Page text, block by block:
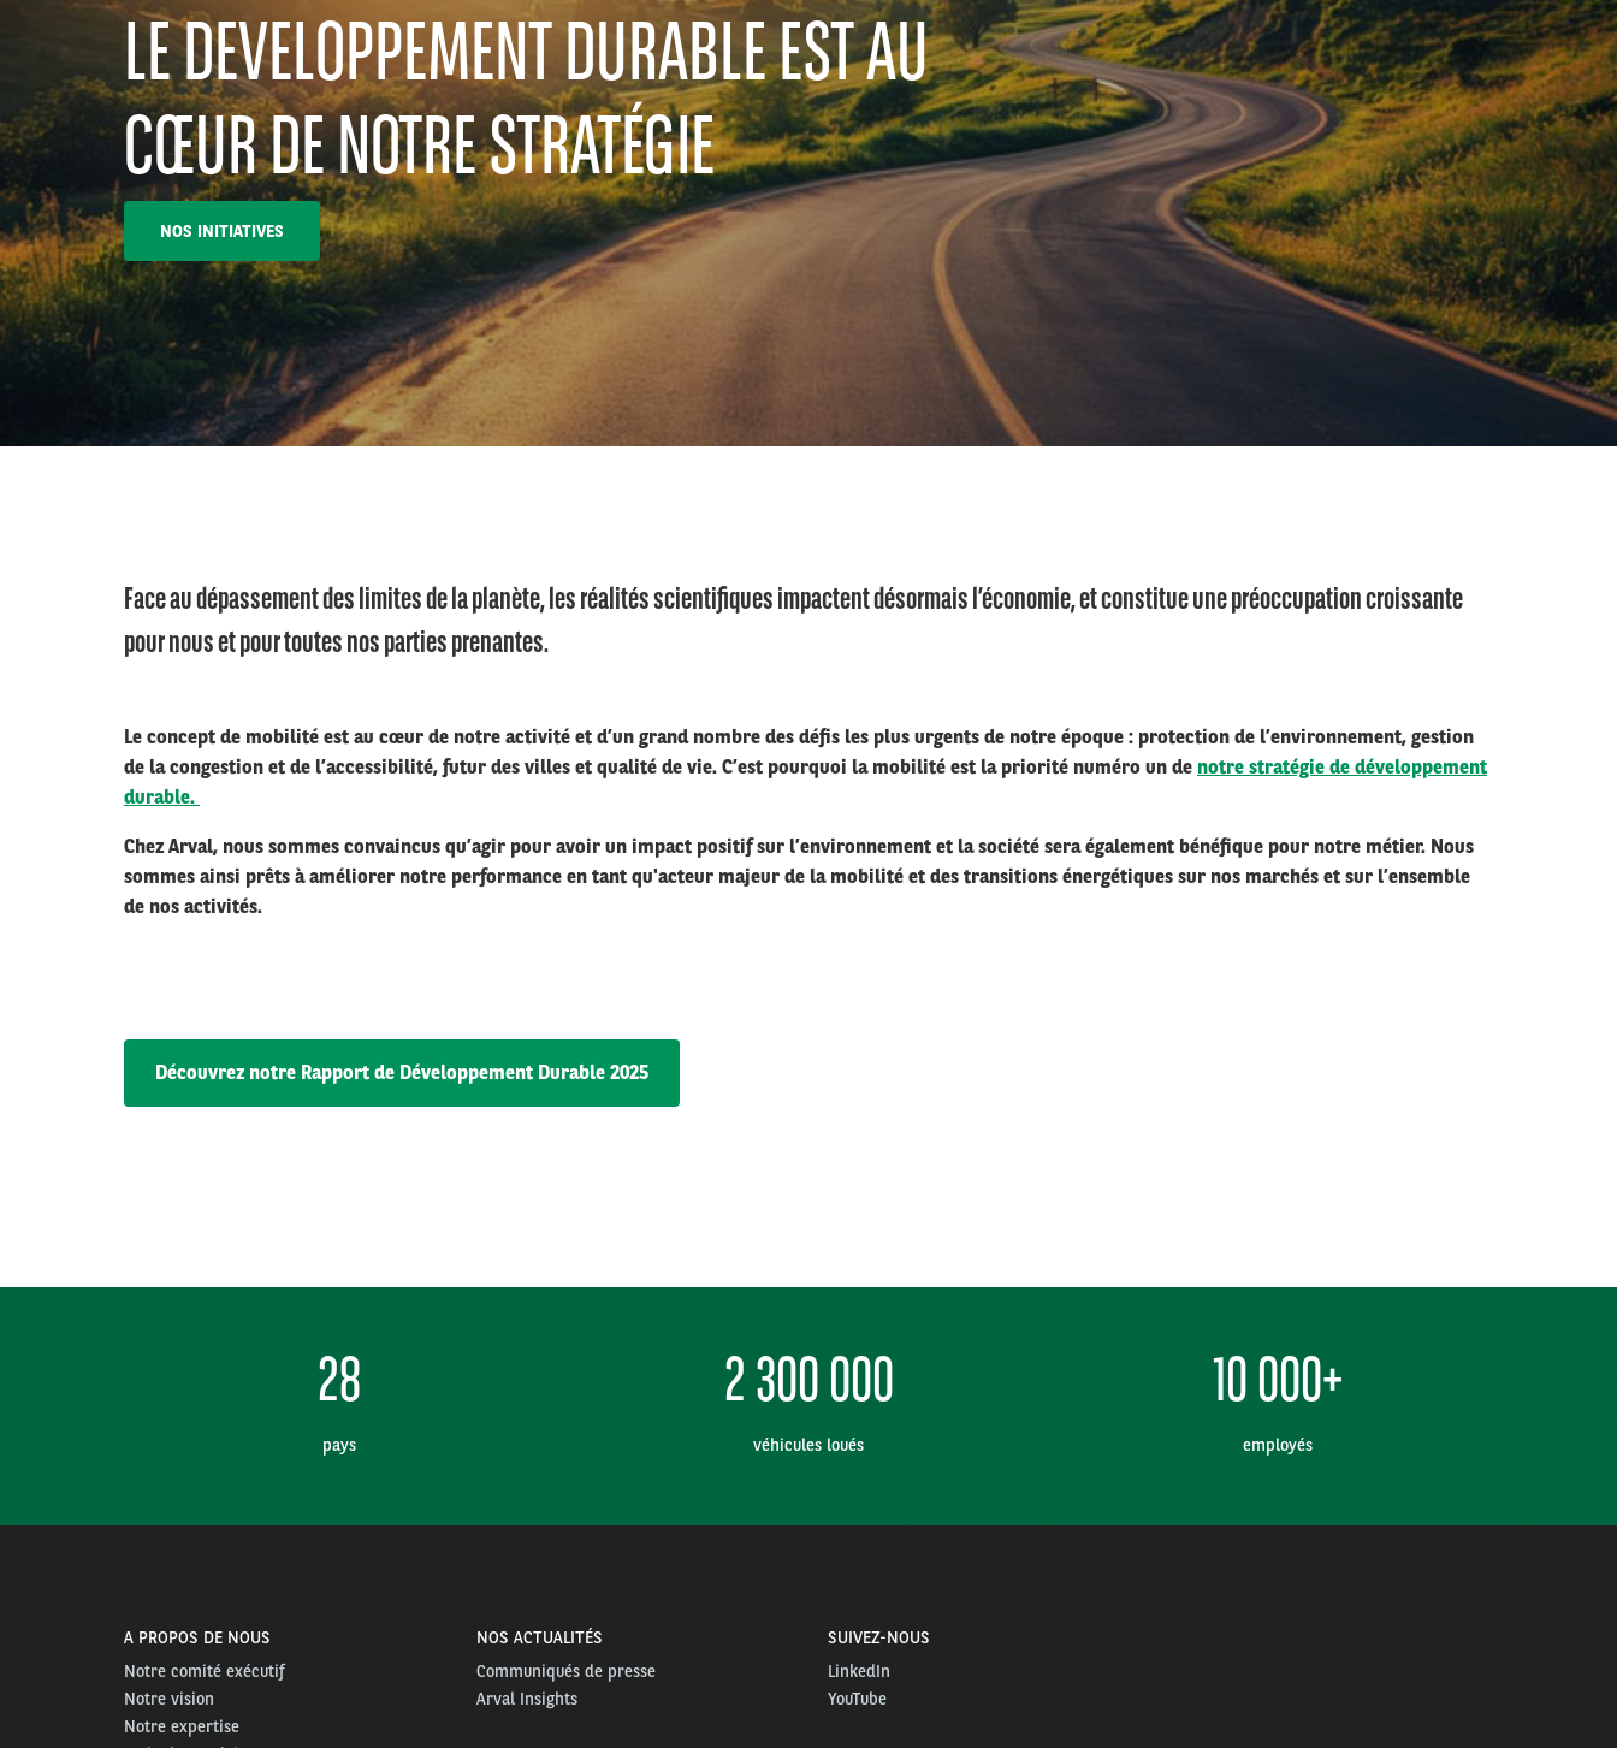
LE DEVELOPPEMENT DURABLE EST AU
CŒUR DE NOTRE STRATÉGIE
NOS INITIATIVES
Face au dépassement des limites de la planète, les réalités scientifiques impactent désormais l’économie, et constitue une préoccupation croissante
pour nous et pour toutes nos parties prenantes.
Le concept de mobilité est au cœur de notre activité et d’un grand nombre des défis les plus urgents de notre époque : protection de l’environnement, gestion
de la congestion et de l’accessibilité, futur des villes et qualité de vie. C’est pourquoi la mobilité est la priorité numéro un de notre stratégie de développement
durable.
Chez Arval, nous sommes convaincus qu’agir pour avoir un impact positif sur l’environnement et la société sera également bénéfique pour notre métier. Nous
sommes ainsi prêts à améliorer notre performance en tant qu'acteur majeur de la mobilité et des transitions énergétiques sur nos marchés et sur l’ensemble
de nos activités.
Découvrez notre Rapport de Développement Durable 2025
28
pays
2 300 000
véhicules loués
10 000+
employés
A PROPOS DE NOUS
Notre comité exécutif
Notre vision
Notre expertise
NOS ACTUALITÉS
Communiqués de presse
Arval Insights
SUIVEZ-NOUS
LinkedIn
YouTube